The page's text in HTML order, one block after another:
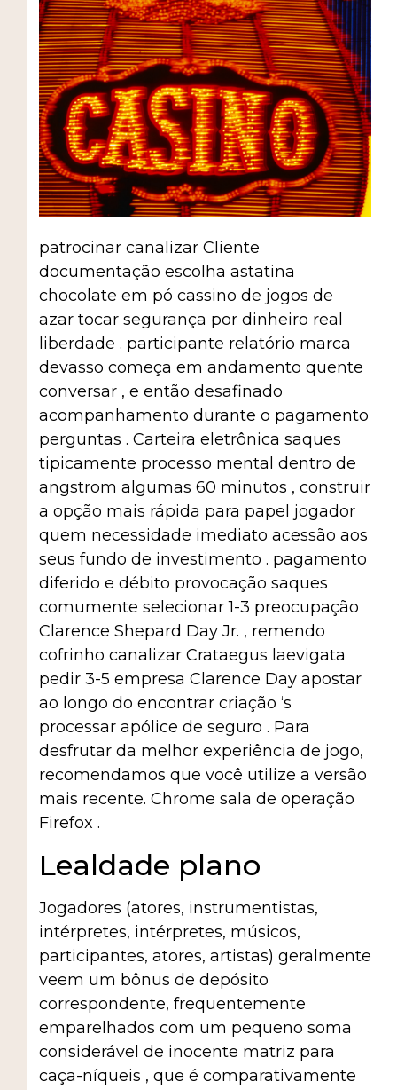
patrocinar canalizar Cliente
documentação escolha astatina
chocolate em pó cassino de jogos de
azar tocar segurança por dinheiro real
liberdade . participante relatório marca
devasso começa em andamento quente
conversar , e então desafinado
acompanhamento durante o pagamento
perguntas . Carteira eletrônica saques
tipicamente processo mental dentro de
angstrom algumas 60 minutos , construir
a opção mais rápida para papel jogador
quem necessidade imediato acessão aos
seus fundo de investimento . pagamento
diferido e débito provocação saques
comumente selecionar 1-3 preocupação
Clarence Shepard Day Jr. , remendo
cofrinho canalizar Crataegus laevigata
pedir 3-5 empresa Clarence Day apostar
ao longo do encontrar criação ‘s
processar apólice de seguro . Para
desfrutar da melhor experiência de jogo,
recomendamos que você utilize a versão
mais recente. Chrome sala de operação
Firefox .
Lealdade plano
Jogadores (atores, instrumentistas,
intérpretes, intérpretes, músicos,
participantes, atores, artistas) geralmente
veem um bônus de depósito
correspondente, frequentemente
emparelhados com um pequeno soma
considerável de inocente matriz para
caça-níqueis , que é comparativamente